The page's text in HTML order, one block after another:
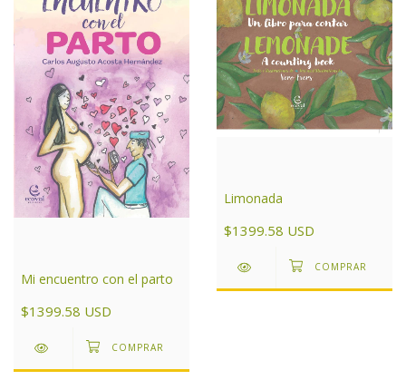
Mi encuentro con el parto
$1399.58 USD
Limonada
$1399.58 USD